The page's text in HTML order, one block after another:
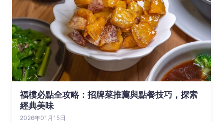
福樓必點全攻略：招牌菜推薦與點餐技巧，探索
經典美味
2026年01月15日